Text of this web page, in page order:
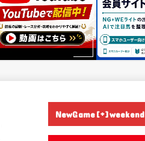
NewGame[+]weekend